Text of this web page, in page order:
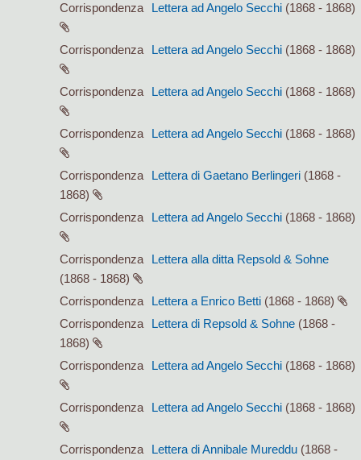
Corrispondenza Lettera ad Angelo Secchi (1868 - 1868)
Corrispondenza Lettera ad Angelo Secchi (1868 - 1868)
Corrispondenza Lettera ad Angelo Secchi (1868 - 1868)
Corrispondenza Lettera ad Angelo Secchi (1868 - 1868)
Corrispondenza Lettera di Gaetano Berlingeri (1868 -
1868)
Corrispondenza
Lettera ad Angelo Secchi (1868 - 1868)
Corrispondenza
Lettera alla ditta Repsold & Sohne
(1868 - 1868)
Corrispondenza
Lettera a Enrico Betti (1868 - 1868)
Corrispondenza
Lettera di Repsold & Sohne (1868 -
1868)
Corrispondenza
Lettera ad Angelo Secchi (1868 - 1868)
Corrispondenza Lettera ad Angelo Secchi (1868 - 1868)
Corrispondenza Lettera di Annibale Mureddu (1868 -